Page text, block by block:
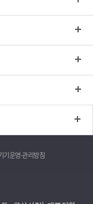
기운영·관리방침